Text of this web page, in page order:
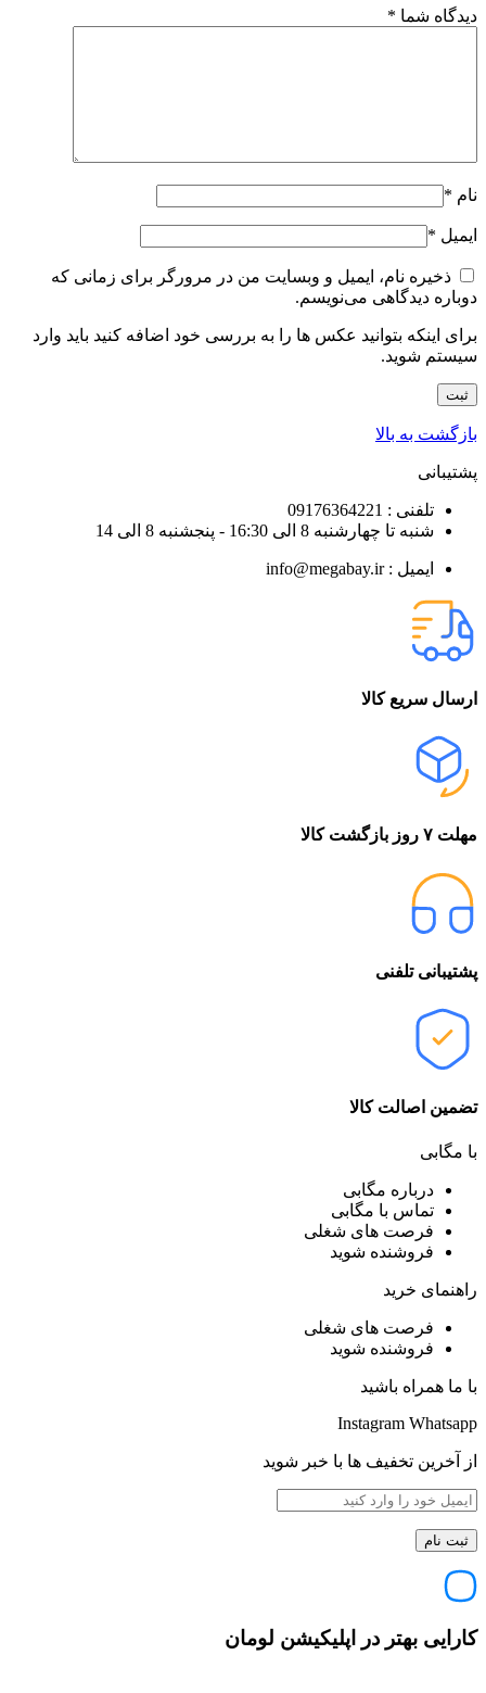
دیدگاه شما *
نام *
ایمیل *
ذخیره نام، ایمیل و وبسایت من در مرورگر برای زمانی که
دوباره دیدگاهی می‌نویسم.
برای اینکه بتوانید عکس ها را به بررسی خود اضافه کنید باید وارد
سیستم شوید.
بازگشت به بالا
پشتیبانی
تلفنی : 09176364221
شنبه تا چهارشنبه 8 الی 16:30 - پنجشنبه 8 الی 14
ایمیل : info@megabay.ir
ارسال سریع کالا
مهلت ۷ روز بازگشت کالا
پشتیبانی تلفنی
تضمین اصالت کالا
با مگابی
درباره مگابی
تماس با مگابی
فرصت های شغلی
فروشنده شوید
راهنمای خرید
فرصت های شغلی
فروشنده شوید
با ما همراه باشید
Instagram Whatsapp
از آخرین تخفیف ها با خبر شوید
کارایی بهتر در اپلیکیشن لومان